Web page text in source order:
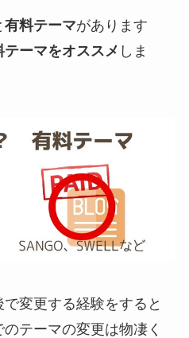
有料テーマがあります
テーマをオススメ しま
変更する経験をすると
テーマの変更は物凄く